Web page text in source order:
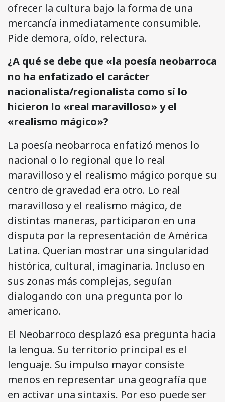
ofrecer la cultura bajo la forma de una
mercancía inmediatamente consumible.
Pide demora, oído, relectura.
¿A qué se debe que «la poesía neobarroca
no ha enfati­zado el carácter
nacionalista/regionalista como sí lo
hicieron lo «real maravilloso» y el
«realismo mágico»?
La poesía neobarroca enfatizó menos lo
nacional o lo regional que lo real
maravilloso y el realismo mágico porque su
centro de gravedad era otro. Lo real
maravilloso y el realismo mágico, de
distintas maneras, participaron en una
disputa por la representación de América
Latina. Querían mostrar una singularidad
histórica, cultural, imaginaria. Incluso en
sus zonas más complejas, seguían
dialogando con una pregunta por lo
americano.
El Neobarroco desplazó esa pregunta hacia
la lengua. Su territorio principal es el
lenguaje. Su impulso mayor consiste
menos en representar una geografía que
en activar una sintaxis. Por eso puede ser